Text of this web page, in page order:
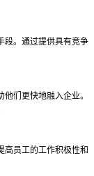
段。通过提供具有竞争
们更快地融入企业。
高员工的工作积极性和